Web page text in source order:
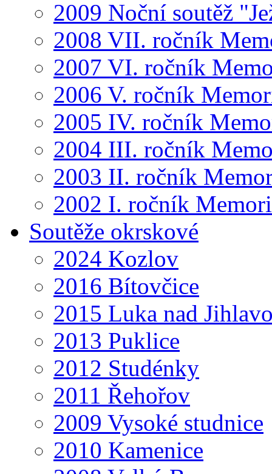
2009 Noční soutěž
2008 VII. ročník
2007 VI. ročník
2006 V. ročník
2005 IV. ročník
2004 III. ročník
2003 II. ročník
2002 I. ročník
Soutěže okrskové
2024 Kozlov
2016 Bítovčice
2015 Luka nad
2013 Puklice
2012 Studénky
2011 Řehořov
2009 Vysoké studnice
2010 Kamenice